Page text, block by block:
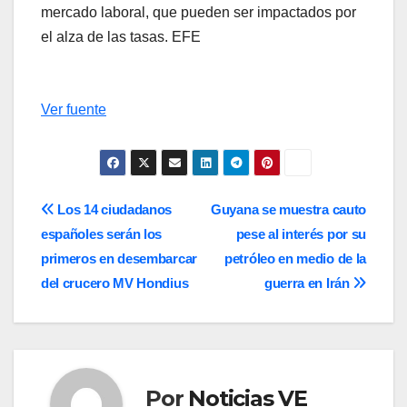
mercado laboral, que pueden ser impactados por
el alza de las tasas. EFE
Ver fuente
Navegación
de
entradas
Guyana se muestra cauto
pese al interés por su
petróleo en medio de la
guerra en Irán
Los 14 ciudadanos
españoles serán los
primeros en desembarcar
del crucero MV Hondius
Por Noticias VE